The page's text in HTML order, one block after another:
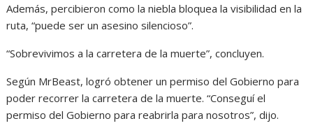
Además, percibieron como la niebla bloquea la visibilidad en la
ruta, “puede ser un asesino silencioso”.
“Sobrevivimos a la carretera de la muerte”, concluyen.
Según MrBeast, logró obtener un permiso del Gobierno para
poder recorrer la carretera de la muerte. “Conseguí el
permiso del Gobierno para reabrirla para nosotros”, dijo.